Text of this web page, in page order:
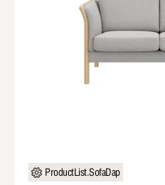
ProductList.SofaDap